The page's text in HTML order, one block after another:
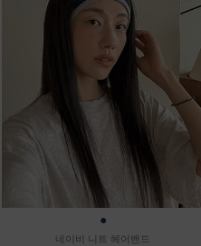
●
네이비 니트 헤어밴드